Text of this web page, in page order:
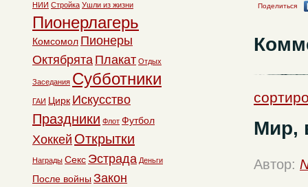
Поделиться
Мир,
Автор:
НИИ Стройка Ушли из жизни
Пионерлагерь
Комсомол Пионеры
Октябрята Плакат Отдых
Заседания Субботники
ГАИ Цирк Искусство
Праздники Флот Футбол
Хоккей Открытки
Награды Секс Эстрада Деньги
После войны Закон